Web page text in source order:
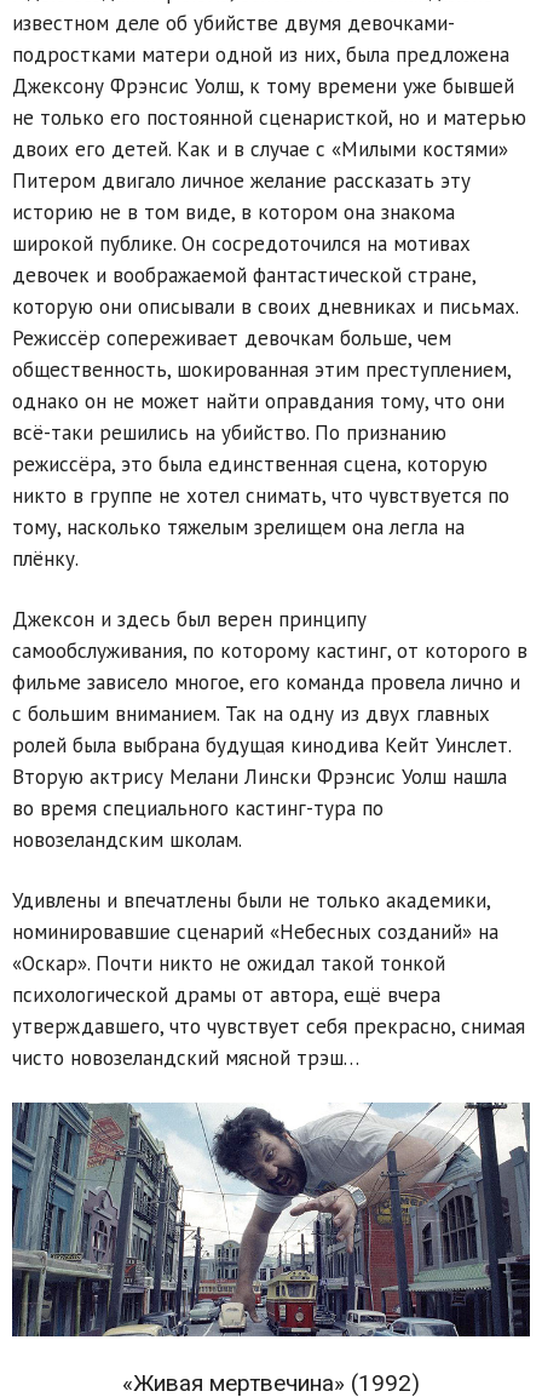
известном деле об убийстве двумя девочками-
подростками матери одной из них, была предложена
Джексону Фрэнсис Уолш, к тому времени уже бывшей
не только его постоянной сценаристкой, но и матерью
двоих его детей. Как и в случае с «Милыми костями»
Питером двигало личное желание рассказать эту
историю не в том виде, в котором она знакома
широкой публике. Он сосредоточился на мотивах
девочек и воображаемой фантастической стране,
которую они описывали в своих дневниках и письмах.
Режиссёр сопереживает девочкам больше, чем
общественность, шокированная этим преступлением,
однако он не может найти оправдания тому, что они
всё-таки решились на убийство. По признанию
режиссёра, это была единственная сцена, которую
никто в группе не хотел снимать, что чувствуется по
тому, насколько тяжелым зрелищем она легла на
плёнку.
Джексон и здесь был верен принципу
самообслуживания, по которому кастинг, от которого в
фильме зависело многое, его команда провела лично и
с большим вниманием. Так на одну из двух главных
ролей была выбрана будущая кинодива Кейт Уинслет.
Вторую актрису Мелани Лински Фрэнсис Уолш нашла
во время специального кастинг-тура по
новозеландским школам.
Удивлены и впечатлены были не только академики,
номинировавшие сценарий «Небесных созданий» на
«Оскар». Почти никто не ожидал такой тонкой
психологической драмы от автора, ещё вчера
утверждавшего, что чувствует себя прекрасно, снимая
чисто новозеландский мясной трэш…
«Живая мертвечина» (1992)